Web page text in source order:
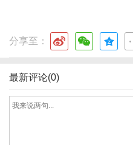
分享至：
最新评论(0)